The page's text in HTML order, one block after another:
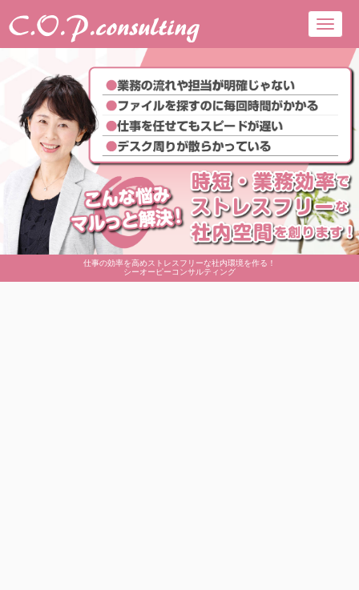
仕事の効率を高めストレスフリーな社内環境を作る！
シーオーピーコンサルティング